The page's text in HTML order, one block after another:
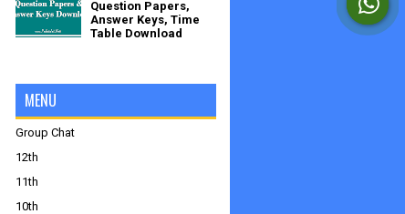
Question Papers,
Answer Keys, Time
Table Download
MENU
Group Chat
12th
11th
10th